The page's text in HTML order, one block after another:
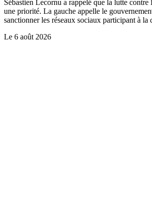
Sébastien Lecornu a rappelé que la lutte contre
une priorité. La gauche appelle le
sanctionner les réseaux sociaux participant à la
Le 6 août 2026